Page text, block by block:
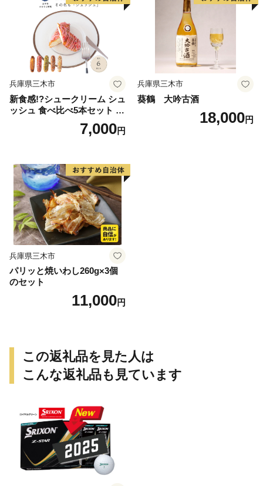
兵庫県三木市
新食感!?シュークリーム シュ
ッシュ 食べ比べ5本セット シ
ューアイス お試し 抹茶ミル
クいちごチョコキャラメルナ
たい 夏 インスタ映え お菓子
贈り物 個包装 送料無料 お見
舞い すぐ 届く
7,000円
兵庫県三木市
葵鶴 大吟古酒
18,000円
兵庫県三木市
パリッと焼いわし260g×3個
のセット
11,000円
この返礼品を見た人は
こんな返礼品も見ています